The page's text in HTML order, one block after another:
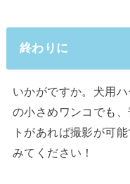
終わりに
いかがですか。犬用
の小さめワンコでも
トがあれば撮影が可
みてください！